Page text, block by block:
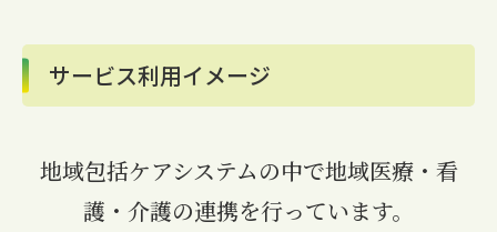
サービス利用イメージ
地域包括ケアシステムの中で地域医療・看
護・介護の連携を行っています。